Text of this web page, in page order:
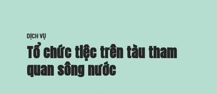
DỊCH VỤ
Tổ chức tiệc trên tàu tham
quan sông nước